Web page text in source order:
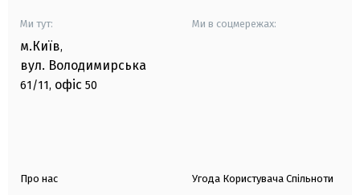
Ми тут:
м.Київ,
вул. Володимирська
61/11, офіс 50
Ми в соцмережах:
Про нас Угода Користувача Спільноти